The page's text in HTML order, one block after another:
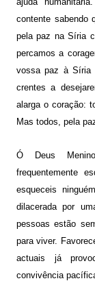
contente sabendo
pela paz na Síria
percamos a
vossa paz à Síria
crentes a
alarga o coração:
Mas todos, pela
Ó Deus
frequentemente
esqueceis
dilacerada por
pessoas estão
para viver.
actuais já
convivência